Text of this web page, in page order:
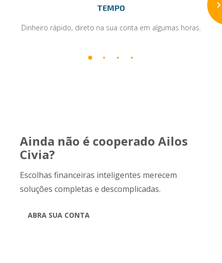
TEMPO
Dinheiro rápido, direto na sua conta em algumas horas.
Ainda não é cooperado Ailos
Civia?
Escolhas financeiras inteligentes merecem
soluções completas e descomplicadas.
ABRA SUA CONTA